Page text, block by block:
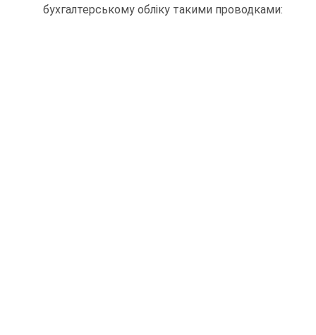
бухгалтерському обліку такими проводками: